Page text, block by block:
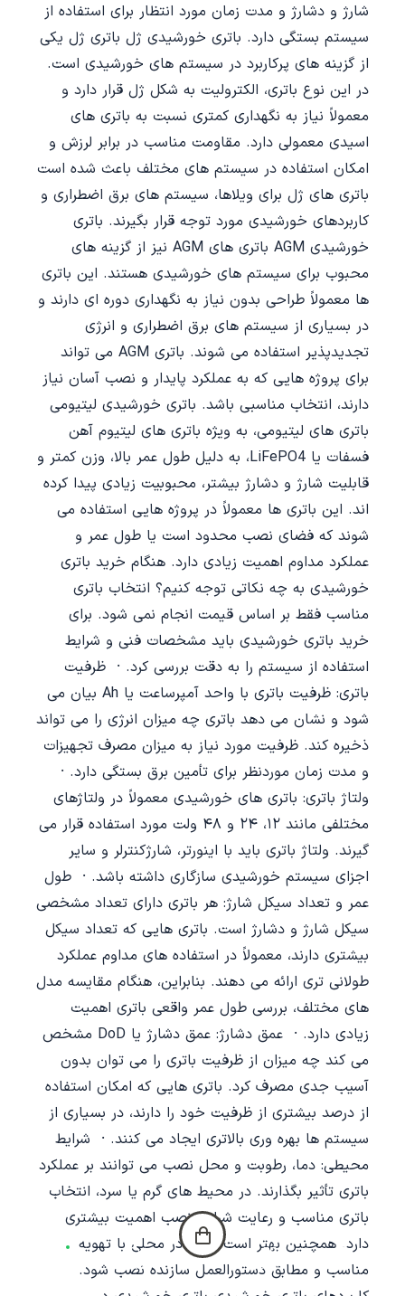
خانه دسته‌ها جستجو
شارژ و دشارژ و مدت زمان مورد انتظار برای استفاده از
سیستم بستگی دارد. باتری خورشیدی ژل باتری ژل یکی
از گزینه های پرکاربرد در سیستم های خورشیدی است.
در این نوع باتری، الکترولیت به شکل ژل قرار دارد و
معمولاً نیاز به نگهداری کمتری نسبت به باتری های
اسیدی معمولی دارد. مقاومت مناسب در برابر لرزش و
امکان استفاده در سیستم های مختلف باعث شده است
باتری های ژل برای ویلاها، سیستم های برق اضطراری و
کاربردهای خورشیدی مورد توجه قرار بگیرند. باتری
خورشیدی AGM باتری های AGM نیز از گزینه های
محبوب برای سیستم های خورشیدی هستند. این باتری
ها معمولاً طراحی بدون نیاز به نگهداری دوره ای دارند و
در بسیاری از سیستم های برق اضطراری و انرژی
تجدیدپذیر استفاده می شوند. باتری AGM می تواند
برای پروژه هایی که به عملکرد پایدار و نصب آسان نیاز
دارند، انتخاب مناسبی باشد. باتری خورشیدی لیتیومی
باتری های لیتیومی، به ویژه باتری های لیتیوم آهن
فسفات یا LiFePO4، به دلیل طول عمر بالا، وزن کمتر و
قابلیت شارژ و دشارژ بیشتر، محبوبیت زیادی پیدا کرده
اند. این باتری ها معمولاً در پروژه هایی استفاده می
شوند که فضای نصب محدود است یا طول عمر و
عملکرد مداوم اهمیت زیادی دارد. هنگام خرید باتری
خورشیدی به چه نکاتی توجه کنیم؟ انتخاب باتری
مناسب فقط بر اساس قیمت انجام نمی شود. برای
خرید باتری خورشیدی باید مشخصات فنی و شرایط
استفاده از سیستم را به دقت بررسی کرد. · ظرفیت
باتری: ظرفیت باتری با واحد آمپرساعت یا Ah بیان می
شود و نشان می دهد باتری چه میزان انرژی را می تواند
ذخیره کند. ظرفیت مورد نیاز به میزان مصرف تجهیزات
و مدت زمان موردنظر برای تأمین برق بستگی دارد. ·
ولتاژ باتری: باتری های خورشیدی معمولاً در ولتاژهای
مختلفی مانند ۱۲، ۲۴ و ۴۸ ولت مورد استفاده قرار می
گیرند. ولتاژ باتری باید با اینورتر، شارژکنترلر و سایر
اجزای سیستم خورشیدی سازگاری داشته باشد. · طول
عمر و تعداد سیکل شارژ: هر باتری دارای تعداد مشخصی
سیکل شارژ و دشارژ است. باتری هایی که تعداد سیکل
بیشتری دارند، معمولاً در استفاده های مداوم عملکرد
طولانی تری ارائه می دهند. بنابراین، هنگام مقایسه مدل
های مختلف، بررسی طول عمر واقعی باتری اهمیت
زیادی دارد. · عمق دشارژ: عمق دشارژ یا DoD مشخص
می کند چه میزان از ظرفیت باتری را می توان بدون
آسیب جدی مصرف کرد. باتری هایی که امکان استفاده
از درصد بیشتری از ظرفیت خود را دارند، در بسیاری از
سیستم ها بهره وری بالاتری ایجاد می کنند. · شرایط
محیطی: دما، رطوبت و محل نصب می توانند بر عملکرد
باتری تأثیر بگذارند. در محیط های گرم یا سرد، انتخاب
باتری مناسب و رعایت شرایط نصب اهمیت بیشتری
دارد. همچنین بهتر است باتری در محلی با تهویه
مناسب و مطابق دستورالعمل سازنده نصب شود.